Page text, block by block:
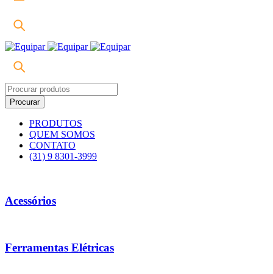
PRODUTOS
QUEM SOMOS
CONTATO
(31) 9 8301-3999
Acessórios
Ferramentas Elétricas